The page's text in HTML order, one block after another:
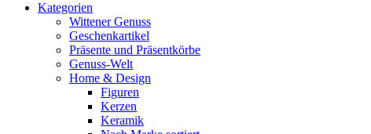
Kategorien
Wittener Genuss
Geschenkartikel
Präsente und Präsentkörbe
Genuss-Welt
Home & Design
Figuren
Kerzen
Keramik